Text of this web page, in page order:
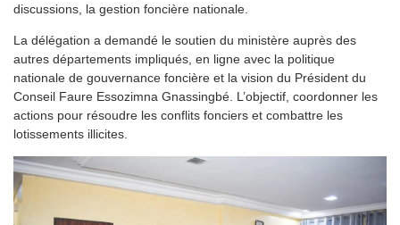
discussions, la gestion foncière nationale.
La délégation a demandé le soutien du ministère auprès des
autres départements impliqués, en ligne avec la politique
nationale de gouvernance foncière et la vision du Président du
Conseil Faure Essozimna Gnassingbé. L’objectif, coordonner les
actions pour résoudre les conflits fonciers et combattre les
lotissements illicites.